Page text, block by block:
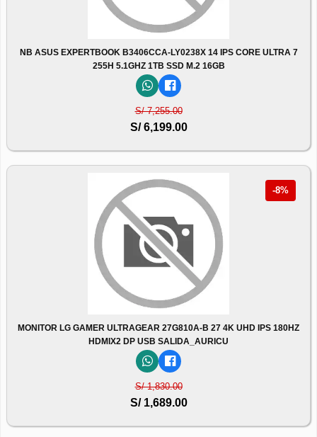
NB ASUS EXPERTBOOK B3406CCA-LY0238X 14 IPS CORE ULTRA 7
255H 5.1GHZ 1TB SSD M.2 16GB
S/ 7,255.00
S/ 6,199.00
-8%
MONITOR LG GAMER ULTRAGEAR 27G810A-B 27 4K UHD IPS 180HZ
HDMIX2 DP USB SALIDA_AURICU
S/ 1,830.00
S/ 1,689.00